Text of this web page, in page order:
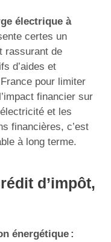
électrique à
certes un
rassurant de
d’aides et
pour limiter
financier sur
et les
financières, c’est
à long terme.
d’impôt,
énergétique :